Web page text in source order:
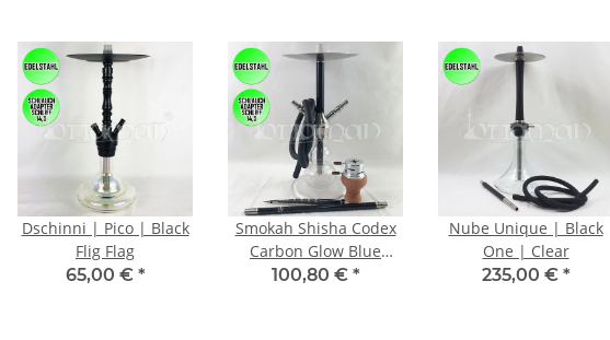
Dschinni | Pico | Black
Flig Flag
65,00 € *
Smokah Shisha Codex
Carbon Glow Blue
Shisha | 41cm
100,80 € *
Nube Unique | Black
One | Clear
235,00 € *